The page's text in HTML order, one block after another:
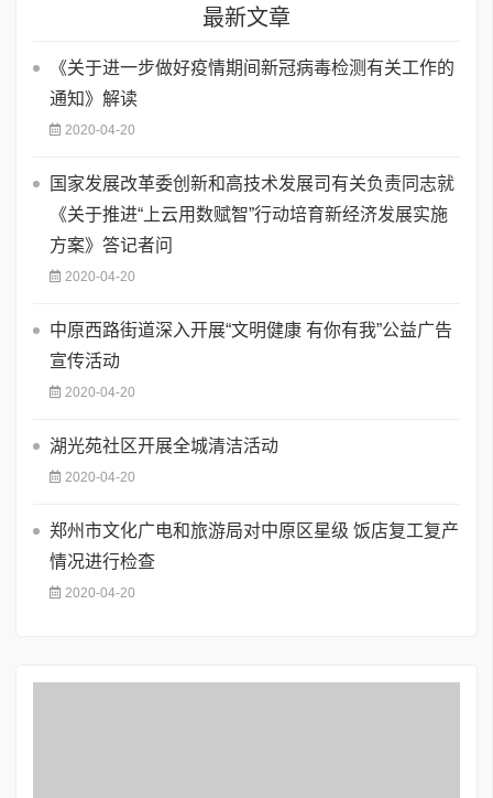
最新文章
《关于进一步做好疫情期间新冠病毒检测有关工作的
通知》解读
2020-04-20
国家发展改革委创新和高技术发展司有关负责同志就
《关于推进“上云用数赋智”行动培育新经济发展实施
方案》答记者问
2020-04-20
中原西路街道深入开展“文明健康 有你有我”公益广告
宣传活动
2020-04-20
湖光苑社区开展全城清洁活动
2020-04-20
郑州市文化广电和旅游局对中原区星级 饭店复工复产
情况进行检查
2020-04-20